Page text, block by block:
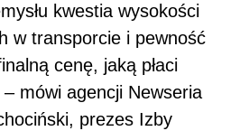
kwestia wysokości
w transporcie i pewność
cenę, jaką płaci
– mówi agencji Newseria
prezes Izby